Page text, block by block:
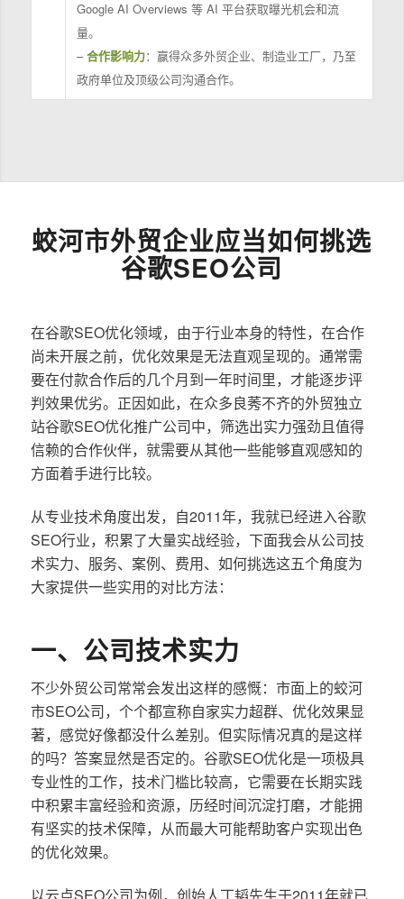
Google AI Overviews 等 AI 平台获取曝光机会和流
量。
–合作影响力：赢得众多外贸企业、制造业工厂，乃至
政府单位及顶级公司沟通合作。
蛟河市外贸企业应当如何挑选
谷歌SEO公司
在谷歌SEO优化领域，由于行业本身的特性，在合作
尚未开展之前，优化效果是无法直观呈现的。通常需
要在付款合作后的几个月到一年时间里，才能逐步评
判效果优劣。正因如此，在众多良莠不齐的外贸独立
站谷歌SEO优化推广公司中，筛选出实力强劲且值得
信赖的合作伙伴，就需要从其他一些能够直观感知的
方面着手进行比较。
从专业技术角度出发，自2011年，我就已经进入谷歌
SEO行业，积累了大量实战经验，下面我会从公司技
术实力、服务、案例、费用、如何挑选这五个角度为
大家提供一些实用的对比方法：
一、公司技术实力
不少外贸公司常常会发出这样的感慨：市面上的蛟河
市SEO公司，个个都宣称自家实力超群、优化效果显
著，感觉好像都没什么差别。但实际情况真的是这样
的吗？答案显然是否定的。谷歌SEO优化是一项极具
专业性的工作，技术门槛比较高，它需要在长期实践
中积累丰富经验和资源，历经时间沉淀打磨，才能拥
有坚实的技术保障，从而最大可能帮助客户实现出色
的优化效果。